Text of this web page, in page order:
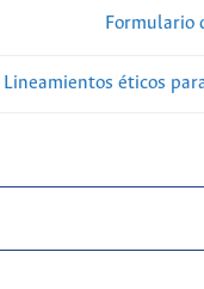
Formulario
Lineamientos éticos